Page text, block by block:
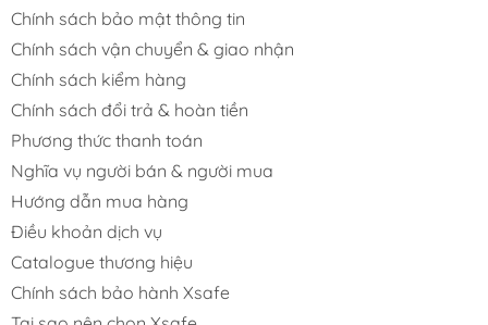
Chính sách bảo mật thông tin
Chính sách vận chuyển & giao nhận
Chính sách kiểm hàng
Chính sách đổi trả & hoàn tiền
Phương thức thanh toán
Nghĩa vụ người bán & người mua
Hướng dẫn mua hàng
Điều khoản dịch vụ
Catalogue thương hiệu
Chính sách bảo hành Xsafe